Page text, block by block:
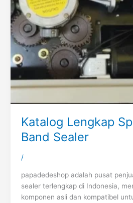
Katalog Lengkap
Band Sealer
/
papadedeshop adalah pusat
sealer terlengkap di Indonesia,
komponen asli dan kompatibel